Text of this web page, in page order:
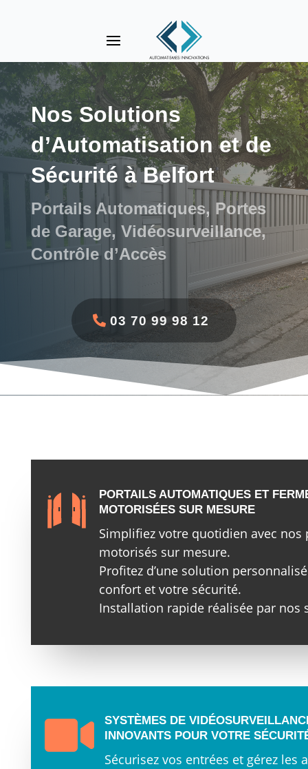
Nos Solutions
d’Automatisation et de
Sécurité à Belfort
Portails Automatiques, Portes
de Garage, Vidéosurveillance,
Contrôle d’Accès
03 70 99 98 12
PORTAILS AUTOMATIQUES ET
MOTORISÉES SUR MESURE
Simplifiez votre quotidien avec nos
motorisés sur mesure.
Profitez d’une solution
confort et votre sécurité.
Installation rapide réalisée par nos

SYSTÈMES DE
INNOVANTS POUR VOTRE
Sécurisez vos entrées et gérez les